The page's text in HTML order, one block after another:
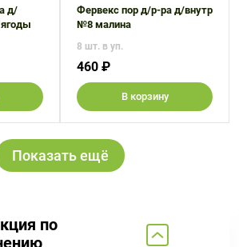
д/
Фервекс пор д/р-ра д/внутр
№8 малина
8 шт. в уп.
460 ₽
В корзину
Показать ещё
по